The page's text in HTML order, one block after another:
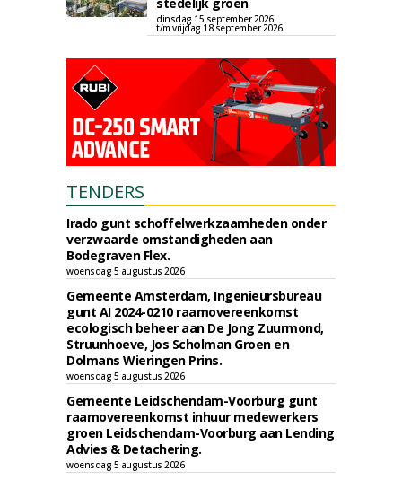
dinsdag 15 september 2026
t/m vrijdag 18 september 2026
TENDERS
Irado gunt schoffelwerkzaamheden onder
verzwaarde omstandigheden aan
Bodegraven Flex.
woensdag 5 augustus 2026
Gemeente Amsterdam, Ingenieursbureau
gunt AI 2024-0210 raamovereenkomst
ecologisch beheer aan De Jong Zuurmond,
Struunhoeve, Jos Scholman Groen en
Dolmans Wieringen Prins.
woensdag 5 augustus 2026
Gemeente Leidschendam-Voorburg gunt
raamovereenkomst inhuur medewerkers
groen Leidschendam-Voorburg aan Lending
Advies & Detachering.
woensdag 5 augustus 2026